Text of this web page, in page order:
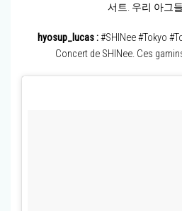
서트. 우리 아그
hyosup_lucas :#SHINee #Tokyo
Concert de SHINee. Ces